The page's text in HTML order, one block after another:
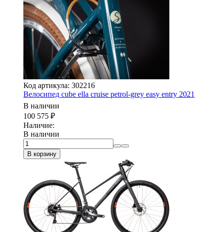
Код артикула: 302216
Велосипед cube ella cruise petrol-grey easy entry 2021
В наличии
100 575 ₽
Наличие:
В наличии
В корзину